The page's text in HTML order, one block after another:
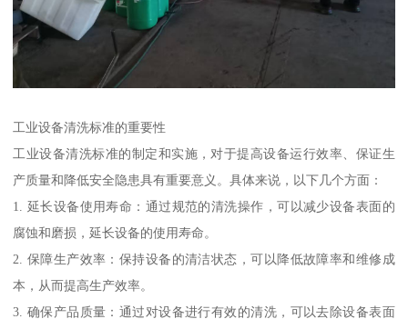
工业设备清洗标准的重要性
工业设备清洗标准的制定和实施，对于提高设备运行效率、保证生
产质量和降低安全隐患具有重要意义。具体来说，以下几个方面：
1. 延长设备使用寿命：通过规范的清洗操作，可以减少设备表面的
腐蚀和磨损，延长设备的使用寿命。
2. 保障生产效率：保持设备的清洁状态，可以降低故障率和维修成
本，从而提高生产效率。
3. 确保产品质量：通过对设备进行有效的清洗，可以去除设备表面